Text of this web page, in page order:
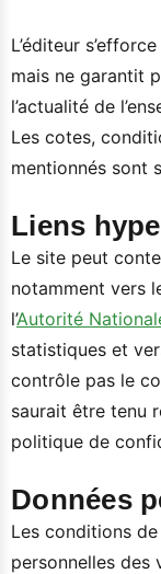
L’éditeur
mais ne garantit
l’actualité de
Les cotes,
mentionnés sont
Liens
Le site peut
notamment vers
l’Autorité
statistiques et
contrôle pas le
saurait être tenu
politique de
Données
Les conditions
personnelles des